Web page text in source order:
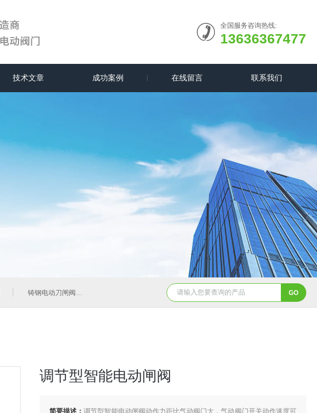
全国服务咨询热线:
13636367477
技术文章 成功案例 在线留言 联系我们
铸钢电动刀闸阀 造纸行业电动刀闸阀选型 dn200湖泉电动截止阀 一
调节型智能电动闸阀
简要描述：调节型智能电动闸阀动作力距比气动阀门大，气动阀门开关动作速度可